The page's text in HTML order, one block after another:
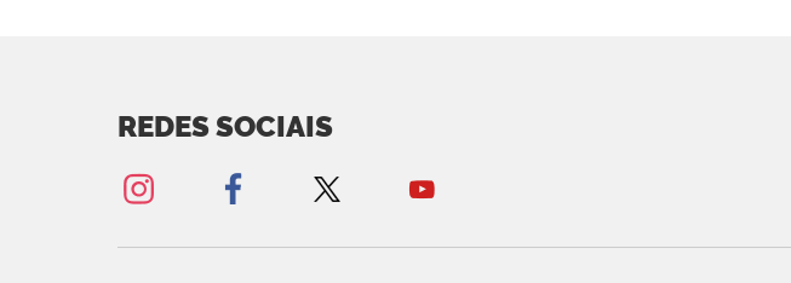
REDES SOCIAIS